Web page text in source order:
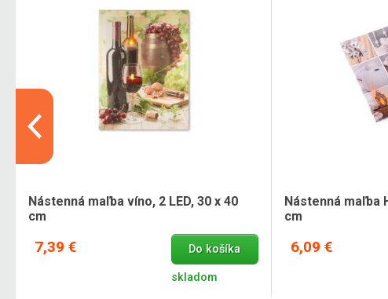
Nástenná maľba víno, 2 LED, 30 x 40
cm
7,39 € Do košíka
skladom
Nástenná maľba
cm
6,09 €